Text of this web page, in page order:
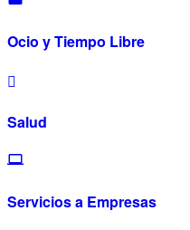
Ocio y Tiempo Libre
Salud
Servicios a Empresas